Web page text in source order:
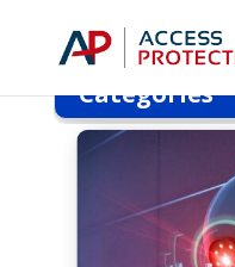
Catégories